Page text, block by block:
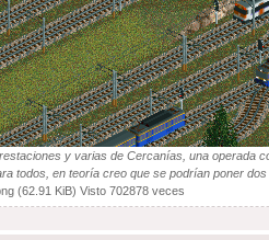
y varias de Cercanías, una operada
todos, en teoría creo que se podrían poner
(62.91 KiB) Visto 702878 veces